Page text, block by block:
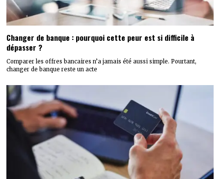
Changer de banque : pourquoi cette peur est si difficile à
dépasser ?
Comparer les offres bancaires n’a jamais été aussi simple. Pourtant,
changer de banque reste un acte